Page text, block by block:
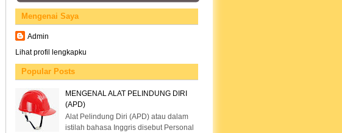
Mengenai Saya
Admin
Lihat profil lengkapku
Popular Posts
MENGENAL ALAT PELINDUNG DIRI
(APD)
Alat Pelindung Diri (APD) atau dalam
istilah bahasa Inggris disebut Personal